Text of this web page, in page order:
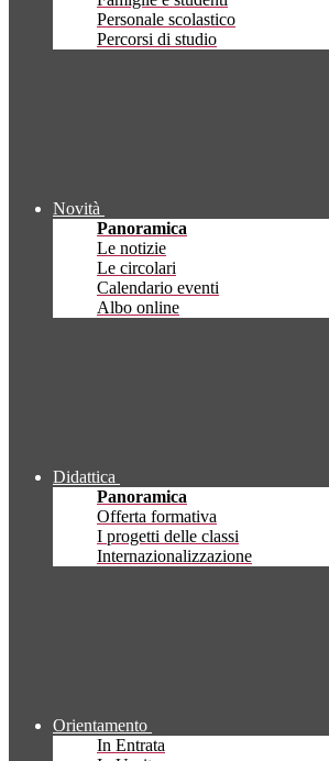
Personale scolastico
Percorsi di studio
Novità
Panoramica
Le notizie
Le circolari
Calendario eventi
Albo online
Didattica
Panoramica
Offerta formativa
I progetti delle classi
Internazionalizzazione
Orientamento
In Entrata